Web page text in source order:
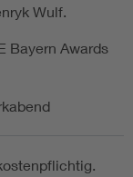
Wulf.
Bayern Awards